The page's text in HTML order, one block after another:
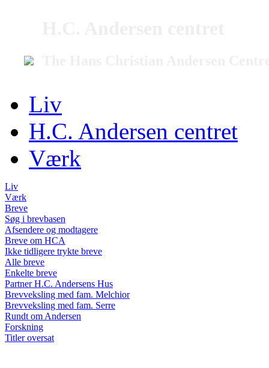
Liv
H.C. Andersen centret
Værk
Liv
Værk
Breve
Søg i brevbasen
Afsendere og modtagere
Breve om HCA
Ikke tidligere trykte breve
Alle breve
Enkelte breve
Partner H.C. Andersens Hus
Brevveksling med fam. Melchior
Brevveksling med fam. Serre
Rundt om Andersen
Forskning
Titler oversat